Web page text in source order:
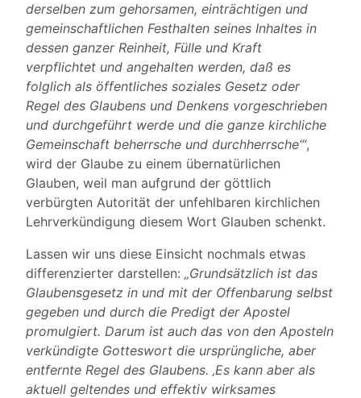
derselben zum gehorsamen, einträchtigen und
gemeinschaftlichen Festhalten seines Inhaltes in
dessen ganzer Reinheit, Fülle und Kraft
verpflichtet und angehalten werden, daß es
folglich als öffentliches soziales Gesetz oder
Regel des Glaubens und Denkens vorgeschrieben
und durchgeführt werde und die ganze kirchliche
Gemeinschaft beherrsche und durchherrsche‘“,
wird der Glaube zu einem übernatürlichen
Glauben, weil man aufgrund der göttlich
verbürgten Autorität der unfehlbaren kirchlichen
Lehrverkündigung diesem Wort Glauben schenkt.
Lassen wir uns diese Einsicht nochmals etwas
differenzierter darstellen: „Grundsätzlich ist das
Glaubensgesetz in und mit der Offenbarung selbst
gegeben und durch die Predigt der Apostel
promulgiert. Darum ist auch das von den Aposteln
verkündigte Gotteswort die ursprüngliche, aber
entfernte Regel des Glaubens. ‚Es kann aber als
aktuell geltendes und effektiv wirksames